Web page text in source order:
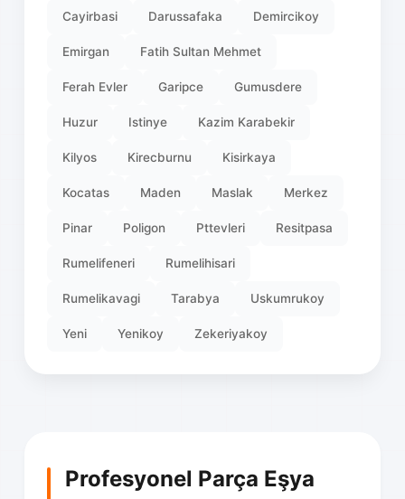
Profesyonel Parça Eşya
Cayirbasi Darussafaka Demircikoy
Emirgan Fatih Sultan Mehmet
Ferah Evler Garipce Gumusdere
Huzur Istinye Kazim Karabekir
Kilyos Kirecburnu Kisirkaya
Kocatas Maden Maslak Merkez
Pinar Poligon Pttevleri Resitpasa
Rumelifeneri Rumelihisari
Rumelikavagi Tarabya Uskumrukoy
Yeni Yenikoy Zekeriyakoy